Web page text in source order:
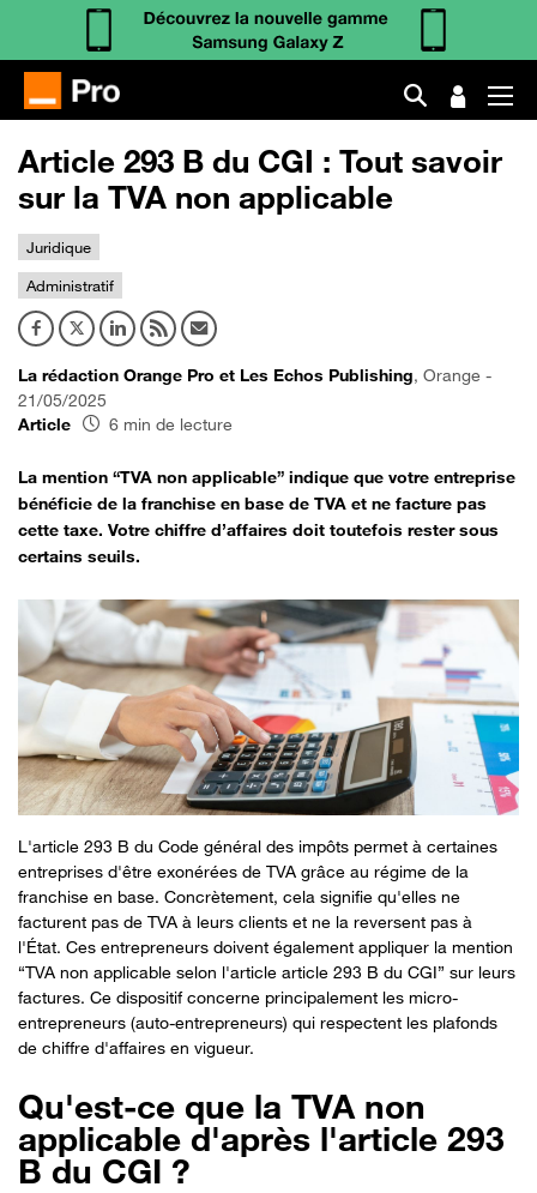
Article 293 B du CGI : Tout savoir
sur la TVA non applicable
Juridique
Administratif
La rédaction Orange Pro et Les Echos Publishing, Orange -
21/05/2025
Article
6 min de lecture
La mention “TVA non applicable” indique que votre entreprise
bénéficie de la franchise en base de TVA et ne facture pas
cette taxe. Votre chiffre d’affaires doit toutefois rester sous
certains seuils.
L'article 293 B du Code général des impôts permet à certaines
entreprises d'être exonérées de TVA grâce au régime de la
franchise en base. Concrètement, cela signifie qu'elles ne
facturent pas de TVA à leurs clients et ne la reversent pas à
l'État. Ces entrepreneurs doivent également appliquer la mention
“TVA non applicable selon l'article article 293 B du CGI” sur leurs
factures. Ce dispositif concerne principalement les micro-
entrepreneurs (auto-entrepreneurs) qui respectent les plafonds
de chiffre d'affaires en vigueur.
Qu'est-ce que la TVA non
applicable d'après l'article 293
B du CGI ?